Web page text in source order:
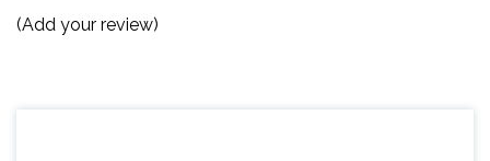
(Add your review)